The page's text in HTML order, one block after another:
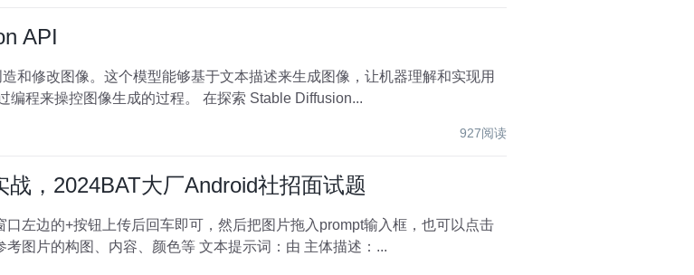
API
和修改图像。这个模型能够基于文本描述来生成图像，让机器理解和实现用
户的创意。使用这项技术的关键在于掌握其 API，通过编程来操控图像生成的过程。 在探索 Stable Diffusion...
927阅读
，2024BAT大厂Android社招面试题
图片-在浏览器中打开-复制图片网址。生成图片时会参考图片的构图、内容、颜色等 文本提示词：由 主体描述：...